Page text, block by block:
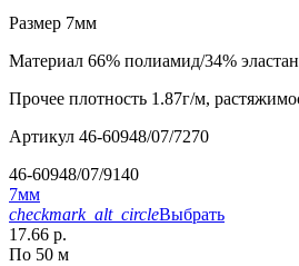
Размер 7мм
Материал 66% полиамид/34% эластан
Прочее плотность 1.87г/м,
Артикул 46-60948/07/7270
46-60948/07/9140
7мм
checkmark_alt_circleВыбрать
17.66 р.
По 50 м